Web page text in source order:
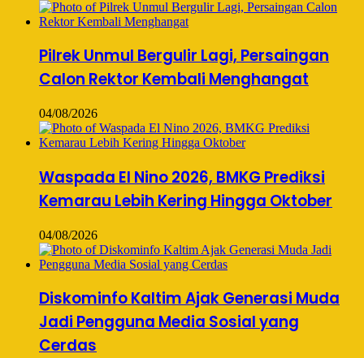
Pilrek Unmul Bergulir Lagi, Persaingan
Calon Rektor Kembali Menghangat
04/08/2026
Waspada El Nino 2026, BMKG Prediksi
Kemarau Lebih Kering Hingga Oktober
04/08/2026
Diskominfo Kaltim Ajak Generasi Muda
Jadi Pengguna Media Sosial yang
Cerdas